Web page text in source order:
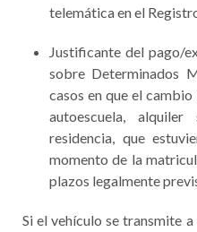
telemática en el
Justificante del pago/
sobre Determinados
casos en que el
autoescuela,
residencia, que
momento de la
plazos legalmente
Si el vehículo se transmite a